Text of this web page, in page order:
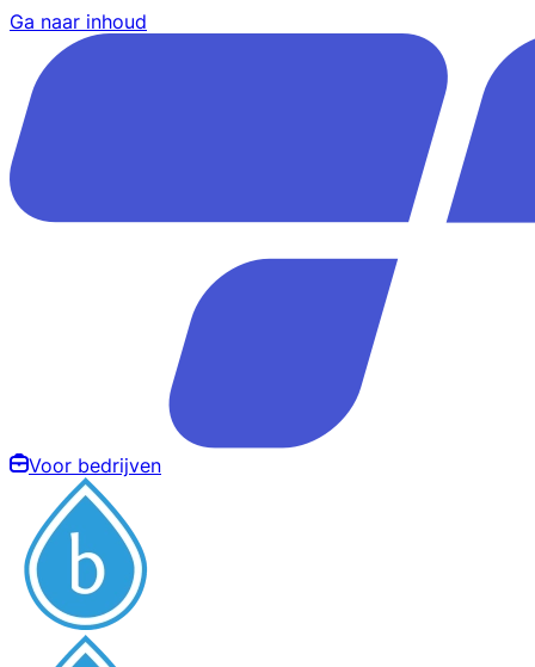
Ga naar inhoud
Voor bedrijven